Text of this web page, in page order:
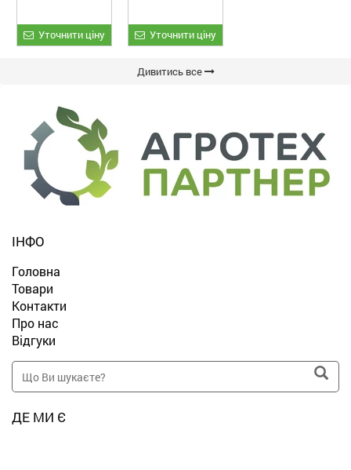
Уточнити ціну Уточнити ціну
Дивитись все
ІНФО
Головна
Товари
Контакти
Про нас
Відгуки
ДЕ МИ Є